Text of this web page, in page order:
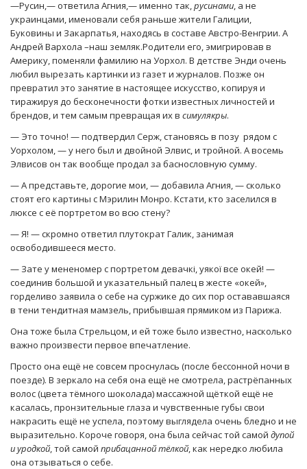
—Русин,— ответила Агния,— именно так,русинами, а не
украинцами, именовали себя раньше жители Галиции,
Буковины и Закарпатья, находясь в составе Австро-Венгрии. А
Андрей Вархола –наш земляк.Родители его, эмигрировав в
Америку, поменяли фамилию на Уорхол. В детстве Энди очень
любил вырезать картинки из газет и журналов. Позже он
превратил это занятие в настоящее искусство, копируя и
тиражируя до бесконечности фотки известных личностей и
брендов, и тем самым превращая их в симулякры.
— Это точно! — подтвердил Серж, становясь в позу рядом с
Уорхолом, — у него был и двойной Элвис, и тройной. А восемь
Элвисов он так вообще продал за баснословную сумму.
— А представьте, дорогие мои, — добавила Агния, — сколько
стоят его картины с Мэрилин Монро. Кстати, кто заселился в
люксе с её портретом во всю стену?
— Я! — скромно ответил плутократ Галик, занимая
освободившееся место.
— Зате у мененомер с портретом девачкі, уякої все окей! —
соединив большой и указательный палец в жесте «окей»,
горделиво заявила о себе на суржике до сих пор остававшаяся
в тени тендитная мамзель, прибывшая прямиком из Парижа.
Она тоже была Стрельцом, и ей тоже было известно, насколько
важно произвести первое впечатление.
Просто она ещё не совсем проснулась (после бессонной ночи в
поезде). В зеркало на себя она ещё не смотрела, растрёпанных
волос (цвета тёмного шоколада) массажной щёткой ещё не
касалась, пронзительные глаза и чувственные губы свои
накрасить ещё не успела, поэтому выглядела очень бледно и не
выразительно. Короче говоря, она была сейчас той самой дупой
и уродкой, той самой прибацанной тёлкой, как нередко любила
она отзываться о себе.